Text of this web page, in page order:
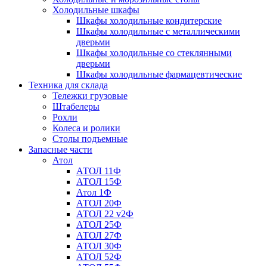
Холодильные шкафы
Шкафы холодильные кондитерские
Шкафы холодильные с металлическими
дверьми
Шкафы холодильные со стеклянными
дверьми
Шкафы холодильные фармацевтические
Техника для склада
Тележки грузовые
Штабелеры
Рохли
Колеса и ролики
Столы подъемные
Запасные части
Атол
АТОЛ 11Ф
АТОЛ 15Ф
Атол 1Ф
АТОЛ 20Ф
АТОЛ 22 v2Ф
АТОЛ 25Ф
АТОЛ 27Ф
АТОЛ 30Ф
АТОЛ 52Ф